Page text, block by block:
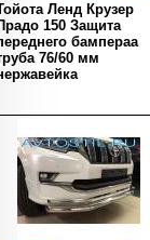
Ленд Крузер
150 Защита
бампераа
76/60 мм